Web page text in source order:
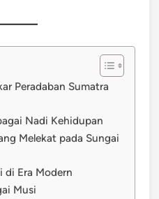
Peradaban Sumatra
Nadi Kehidupan
Melekat pada Sungai
di Era Modern
Musi